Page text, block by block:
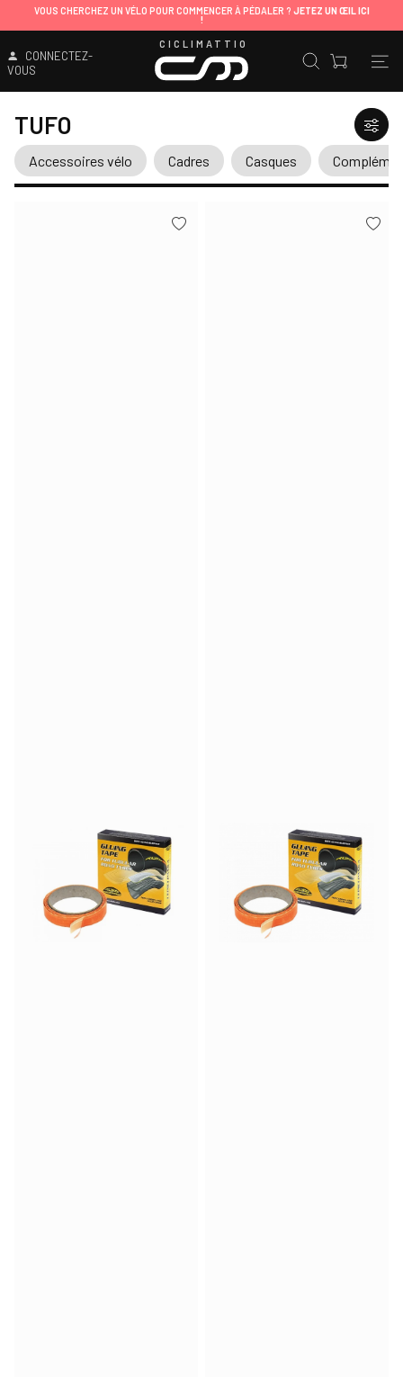
VOUS CHERCHEZ UN VÉLO POUR COMMENCER À PÉDALER ? JETEZ UN ŒIL ICI
!
CONNECTEZ-
VOUS
CICLIMATTIO
TUFO
Accessoires vélo Cadres Casques